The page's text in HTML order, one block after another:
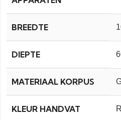
BREEDTE
DIEPTE
MATERIAAL KORPUS
KLEUR HANDVAT